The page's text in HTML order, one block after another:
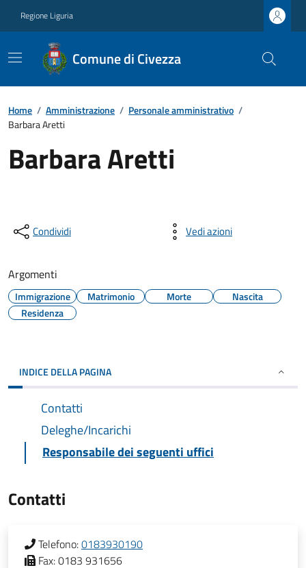
Regione Liguria
Comune di Civezza
Home / Amministrazione / Personale amministrativo /
Barbara Aretti
Barbara Aretti
Condividi Vedi azioni
Argomenti
Immigrazione Matrimonio Morte
Nascita
Residenza
INDICE DELLA PAGINA
Contatti
Deleghe/Incarichi
Responsabile dei seguenti uffici
Contatti
Telefono:0183930190
Fax:0183 931656